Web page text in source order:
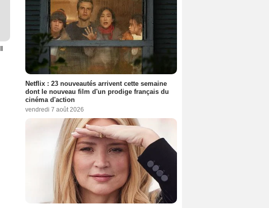
Netflix : 23 nouveautés arrivent cette semaine
dont le nouveau film d'un prodige français du
cinéma d'action
vendredi 7 août 2026